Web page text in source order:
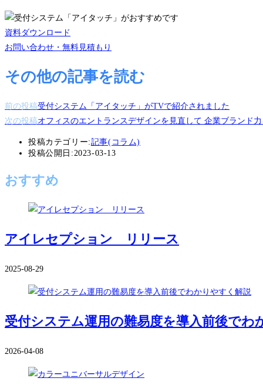
資料ダウンロード
お問い合わせ・無料見積もり
その他の記事を読む
前の投稿受付システム「アイタッチ」がTVで紹介されました
次の投稿オフィスのエントランスデザインを見直して 企業ブランド
投稿カテゴリー:記事(コラム)
投稿公開日:2023-03-13
おすすめ
アイレセプション リリース
2025-08-29
受付システム運用の難易度を導入前後でわ
2026-04-08